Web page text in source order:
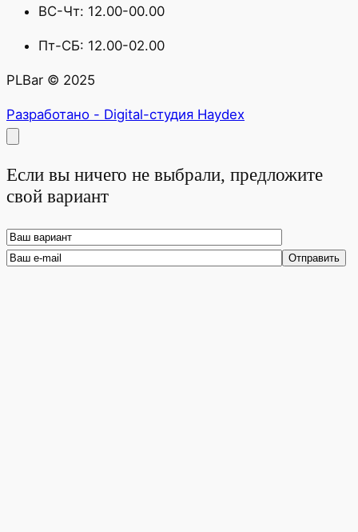
ВС-Чт: 12.00-00.00
Пт-СБ: 12.00-02.00
PLBar © 2025
Разработано - Digital-студия Haydex
Если вы ничего не выбрали, предложите
свой вариант